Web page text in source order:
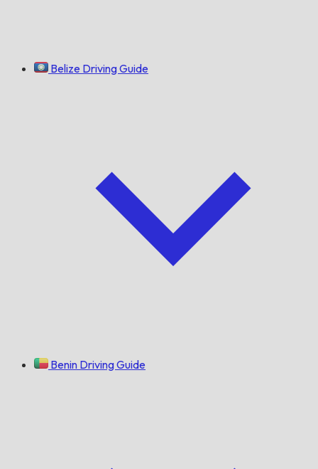
Belize Driving Guide
Benin Driving Guide